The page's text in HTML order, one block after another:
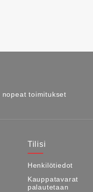
toimitukset
Tilisi
Henkilötiedot
Kauppatavarat
palautetaan